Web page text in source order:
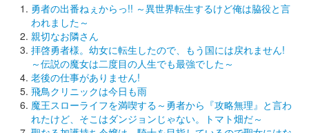
勇者の出番ねぇからっ!! ～異世界転生するけど俺は脇役と言
われました～
親切なお隣さん
拝啓勇者様。幼女に転生したので、もう国には戻れません!
～伝説の魔女は二度目の人生でも最強でした～
老後の仕事がありません!
飛鳥クリニックは今日も雨
魔王スローライフを満喫する～勇者から『攻略無理』と言わ
れたけど、そこはダンジョンじゃない。トマト畑だ～